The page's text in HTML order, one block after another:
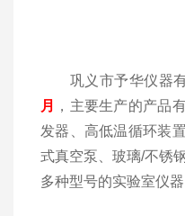
巩义市予华仪器有
月
，主要生产的产品
发器、高低温循环装
式真空泵、玻璃/不锈
多种型号的实验室仪器